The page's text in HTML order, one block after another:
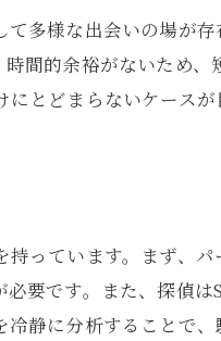
多様な出会いの場が
間的余裕がないため
とどまらないケース
っています。まず、
要です。また、探偵
静に分析することで